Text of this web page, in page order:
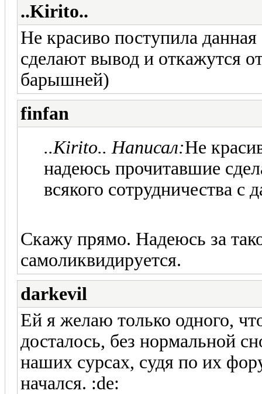
..Kirito..
Не красиво поступила
сделают вывод и откажутся
барышней)
finfan
..Kirito.. Написал:Не
надеюсь прочитавшие
всякого сотрудничества
Скажу прямо. Надеюсь за
самоликвидируется.
darkevil
Ей я желаю только одного,
досталось, без нормальной
наших сурсах, судя по их
начался. :de: